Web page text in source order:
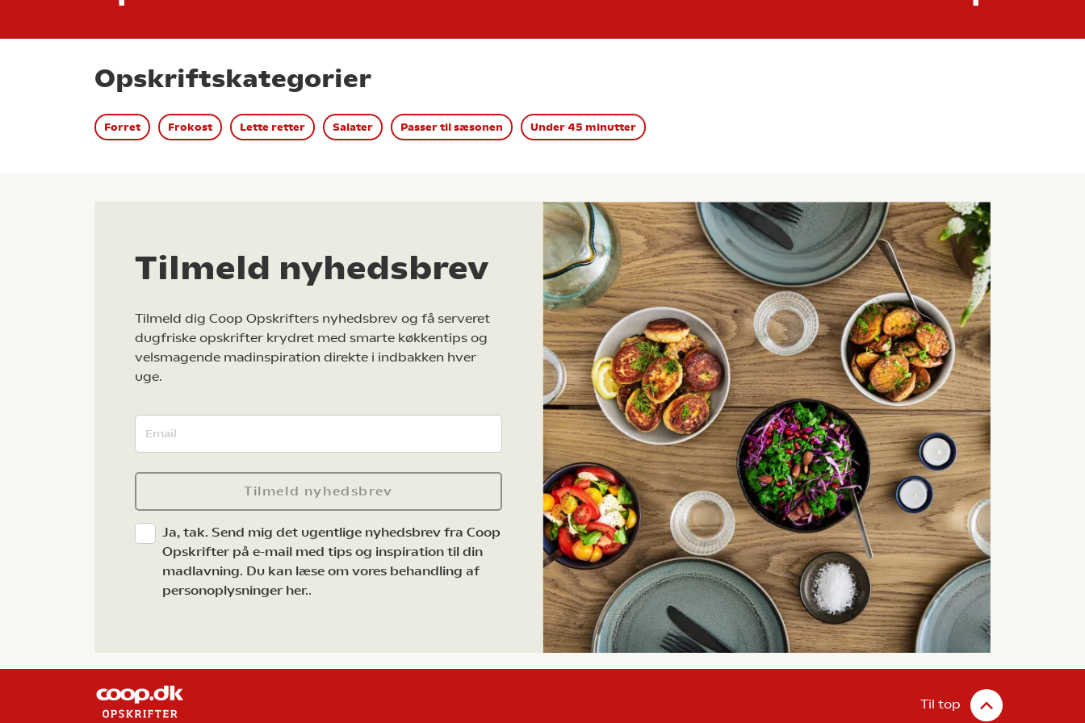
Opskriftskategorier
Forret Frokost Lette retter Salater Passer til sæsonen Under 45 minutter
Tilmeld nyhedsbrev
Tilmeld dig Coop Opskrifters nyhedsbrev og få serveret
dugfriske opskrifter krydret med smarte køkkentips og
velsmagende madinspiration direkte i indbakken hver
uge.
Tilmeld nyhedsbrev
Ja, tak. Send mig det ugentlige nyhedsbrev fra Coop
Opskrifter på e-mail med tips og inspiration til din
madlavning. Du kan læse om vores behandling af
personoplysninger her..
Til top